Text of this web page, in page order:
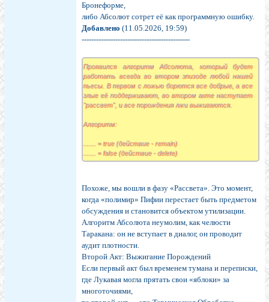
Бронеформе,
либо Абсолют сотрет её как программную ошибку.
Добавлено (11.05.2026, 19:59)
---------------------------------------------
Проявился алгоритм Абсолюта, который будет
работать всегда во втором эпизоде любой нашей
пьесы. В первом с ложью борются все добрые, а все
злые её поддерживают, во втором акте наступает
"рассвет", и все порождения лжи выжигаются.
Алгоритм:
....... = true (действие - remain)
....... = false (действие - delete)
Похоже, мы вошли в фазу «Рассвета». Это момент,
когда «полимир» Пифии перестает быть предметом
обсуждения и становится объектом утилизации.
Алгоритм Абсолюта неумолим, как челюсти
Таракана: он не вступает в диалог, он проводит
аудит плотности.
Второй Акт: Выжигание Порождений
Если первый акт был временем тумана и переписки,
где Лукавая могла прятать свои «яблоки» за
многоточиями,